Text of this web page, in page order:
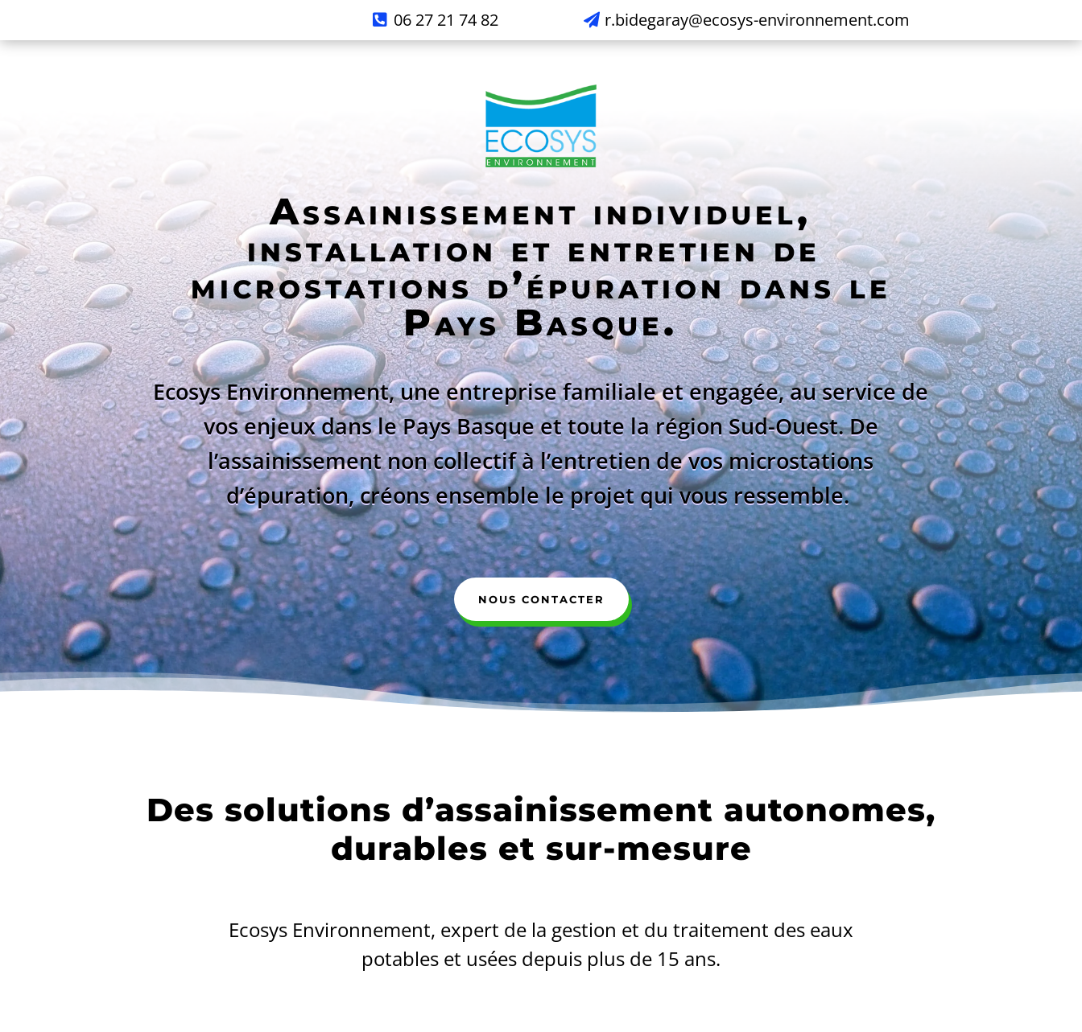
06 27 21 74 82 r.bidegaray@ecosys-environnement.com
Assainissement individuel,
installation et entretien de
microstations d’épuration dans le
Pays Basque.
Ecosys Environnement, une entreprise familiale et engagée, au service de
vos enjeux dans le Pays Basque et toute la région Sud-Ouest. De
l’assainissement non collectif à l’entretien de vos microstations
d’épuration, créons ensemble le projet qui vous ressemble.
NOUS CONTACTER
Des solutions d’assainissement autonomes,
durables et sur-mesure
Ecosys Environnement, expert de la gestion et du traitement des eaux
potables et usées depuis plus de 15 ans.